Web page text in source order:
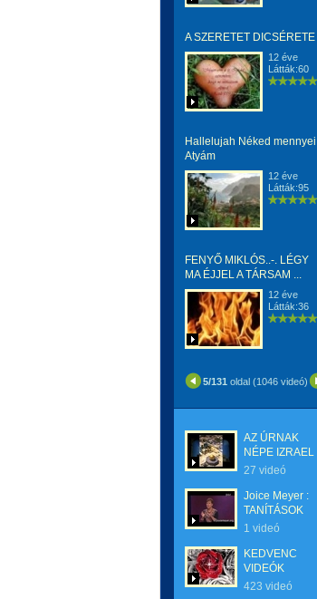
A SZERETET DICSÉRETE
12 éve
Látták:60
Hallelujah Néked mennyei
Atyám
12 éve
Látták:95
FENYŐ MIKLÓS..-. LÉGY
MA ÉJJEL A TÁRSAM ...
12 éve
Látták:36
5/131 oldal (1046 videó)
AZ ÚRNAK
NÉPE IZRAEL
27 videó
Joice Meyer :
TANÍTÁSOK
1 videó
KEDVENC
VIDEÓK
423 videó